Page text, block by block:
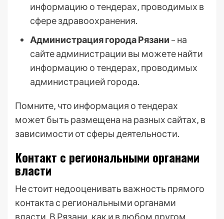
информацию о тендерах‚ проводимых в
сфере здравоохранения.
Администрация города Рязани – на
сайте администрации вы можете найти
информацию о тендерах‚ проводимых
администрацией города.
Помните‚ что информация о тендерах
может быть размещена на разных сайтах‚ в
зависимости от сферы деятельности.
Контакт с региональными органами
власти
Не стоит недооценивать важность прямого
контакта с региональными органами
власти. В Рязани‚ как и в любом другом